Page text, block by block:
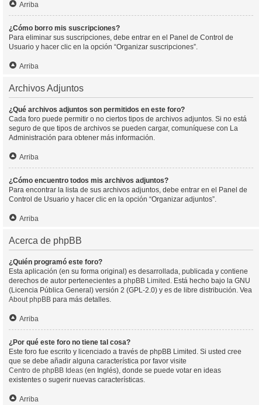
Arriba
¿Cómo borro mis suscripciones?
Para eliminar sus suscripciones, debe entrar en el Panel de Control de
Usuario y hacer clic en la opción “Organizar suscripciones”.
Arriba
Archivos Adjuntos
¿Qué archivos adjuntos son permitidos en este foro?
Cada foro puede permitir o no ciertos tipos de archivos adjuntos. Si no está
seguro de que tipos de archivos se pueden cargar, comuníquese con La
Administración para obtener más información.
Arriba
¿Cómo encuentro todos mis archivos adjuntos?
Para encontrar la lista de sus archivos adjuntos, debe entrar en el Panel de
Control de Usuario y hacer clic en la opción “Organizar adjuntos”.
Arriba
Acerca de phpBB
¿Quién programó este foro?
Esta aplicación (en su forma original) es desarrollada, publicada y contiene
derechos de autor pertenecientes a phpBB Limited . Está hecho bajo la GNU
(Licencia Pública General) versión 2 (GPL-2.0) y es de libre distribución. Vea
About phpBB para más detalles.
Arriba
¿Por qué este foro no tiene tal cosa?
Este foro fue escrito y licenciado a través de phpBB Limited. Si usted cree
que se debe añadir alguna característica por favor visite
Centro de phpBB Ideas (en Inglés), donde se puede votar en ideas
existentes o sugerir nuevas características.
Arriba